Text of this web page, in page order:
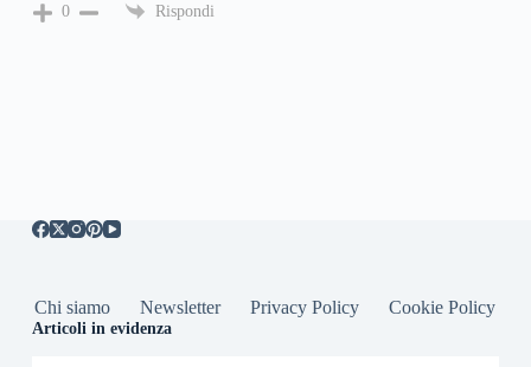
0 Rispondi
Chi siamo Newsletter Privacy Policy Cookie Policy
Articoli in evidenza